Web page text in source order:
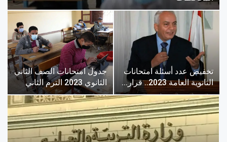
تخفيض عدد أسئلة امتحانات
الثانوية العامة 2023.. قرار…
جدول امتحانات الصف الثاني
الثانوي 2023 الترم الثاني